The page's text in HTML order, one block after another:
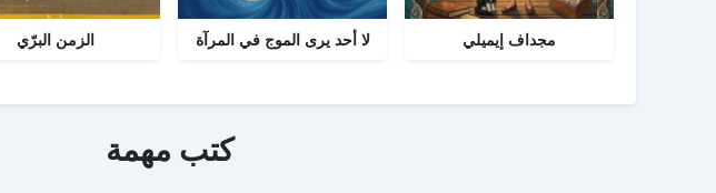
مجداف إيميلي لا أحد يرى الموج في المرآة الزمن البرّي
كتب مهمة